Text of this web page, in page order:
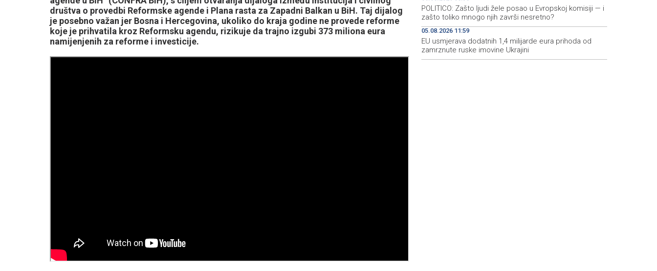
društva o provedbi Reformske agende i Plana rasta za Zapadni Balkan u BiH. Taj dijalog
je posebno važan jer Bosna i Hercegovina, ukoliko do kraja godine ne provede reforme
koje je prihvatila kroz Reformsku agendu, rizikuje da trajno izgubi 373 miliona eura
namijenjenih za reforme i investicije.
POLITICO: Zašto ljudi žele posao u Evropskoj komisiji — i
zašto toliko mnogo njih završi nesretno?
05.08.2026 11:59
EU usmjerava dodatnih 1,4 milijarde eura prihoda od
zamrznute ruske imovine Ukrajini